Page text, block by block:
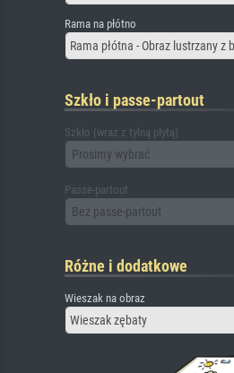
Rama na płótno
Rama płótna - Obraz lustrzany z
Szkło i passe-partout
Szkło (wraz z tylną płytą)
Prosimy wybrać
Passe-partout
Bez passe-partout
Różne i dodatkowe
Wieszak na obraz
Wieszak zębaty